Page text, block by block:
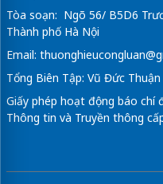
Tòa soạn: Ngõ 56/ B5D6
Thành phố Hà Nội
Email:
Tổng Biên Tập: Vũ Đức Thuận
Giấy phép hoạt động báo chí
Thông tin và Truyền thông